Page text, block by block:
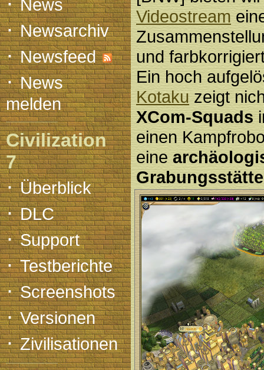
News
·Newsarchiv
·Newsfeed
·News
melden
Civilization
7
·Überblick
·DLC
·Support
·Testberichte
·Screenshots
·Versionen
·Zivilisationen
Videostream
und
Ein hoch
Kotakuzeigt
XCom-Squads
einen
eine
Grabungsstätte